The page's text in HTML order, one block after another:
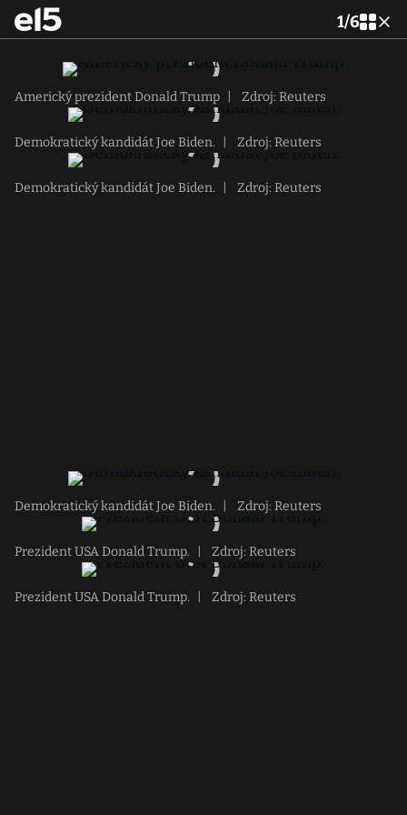
1/6
Americký prezident Donald Trump Zdroj: Reuters
Demokratický kandidát Joe Biden. Zdroj: Reuters
Demokratický kandidát Joe Biden. Zdroj: Reuters
Demokratický kandidát Joe Biden. Zdroj: Reuters
Prezident USA Donald Trump. Zdroj: Reuters
Prezident USA Donald Trump. Zdroj: Reuters